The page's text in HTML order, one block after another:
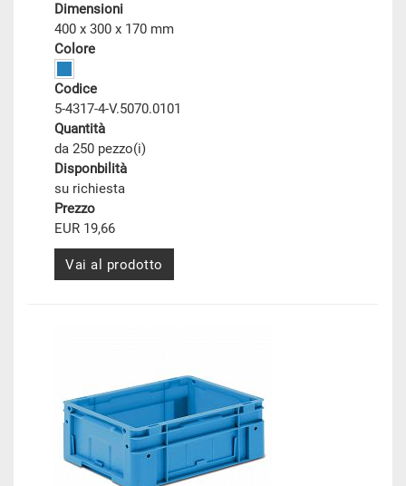
Dimensioni
400 x 300 x 170 mm
Colore
Codice
5-4317-4-V.5070.0101
Quantità
da 250 pezzo(i)
Disponbilità
su richiesta
Prezzo
EUR 19,66
Vai al prodotto